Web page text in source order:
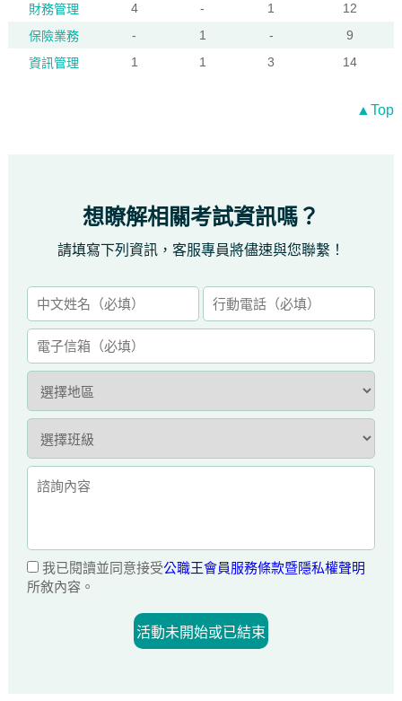
財務管理
4 - 1
12
保險業務
- 1 -
9
資訊管理
1 1 3 14
▲Top
想瞭解相關考試資訊嗎？
請填寫下列資訊，客服專員將儘速與您聯繫！
我已閱讀並同意接受公職王會員服務條款暨隱私權聲明
所敘內容。
活動未開始或已結束